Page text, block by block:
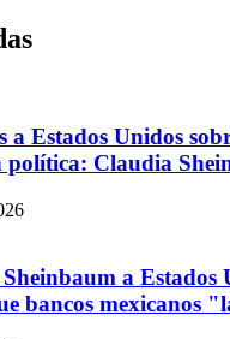
a Estados Unidos
política: Claudia
a Estados
bancos mexicanos